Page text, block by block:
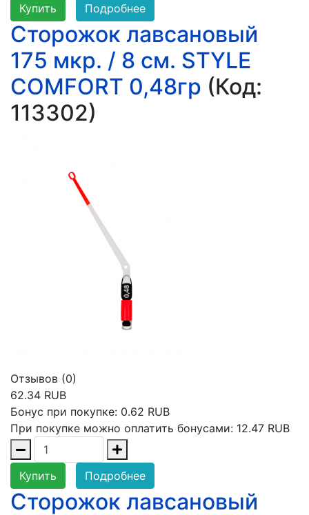
Купить Подробнее
Сторожок лавсановый
175 мкр. / 8 см. STYLE
COMFORT 0,48гр (Код:
113302)
Отзывов (0)
62.34 RUB
Бонус при покупке: 0.62 RUB
При покупке можно оплатить бонусами: 12.47 RUB
Купить Подробнее
Сторожок лавсановый